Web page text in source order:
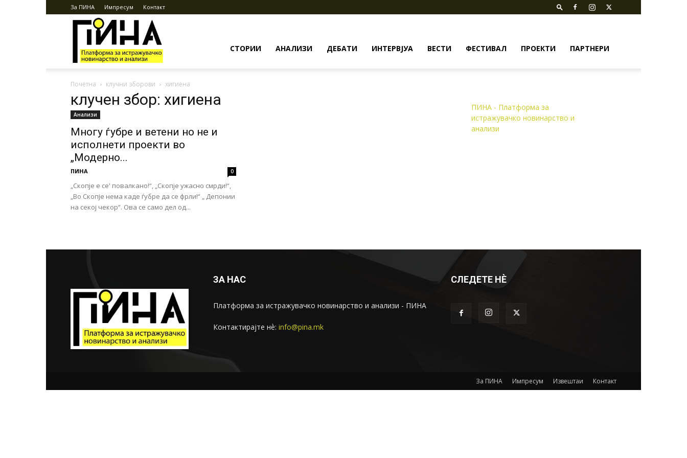
За ПИНА Импресум Контакт
СТОРИИ АНАЛИЗИ ДЕБАТИ ИНТЕРВЈУА ВЕСТИ ФЕСТИВАЛ ПРОЕКТИ ПАРТНЕРИ
Почетна клучни зборови хигиена
клучен збор: хигиена
Анализи
Многу ѓубре и ветени но не и
исполнети проекти во
„Модерно...
ПИНА 0
„Скопје е се' повалкано!“, „Скопје ужасно смрди!“,
„Во Скопје нема каде ѓубре да се фрли!“ „ Депонии
на секој чекор“. Ова се само дел од...
ПИНА - Платформа за
истражувачко новинарство и
анализи
ЗА НАС
Платформа за истражувачко новинарство и анализи - ПИНА
Контактирајте нѐ: info@pina.mk
СЛЕДЕТЕ НЀ
За ПИНА Импресум Извештаи Контакт